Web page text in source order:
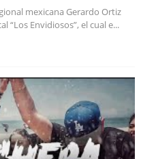
mexicana Gerardo Ortiz
“Los Envidiosos”, el cual e...